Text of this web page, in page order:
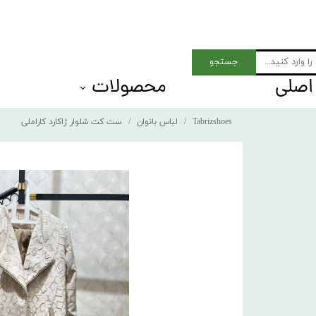
محصولات
جستجو
Tabrizshoes لباس بانوان ست کت شلوار ژاکارد کاراملی